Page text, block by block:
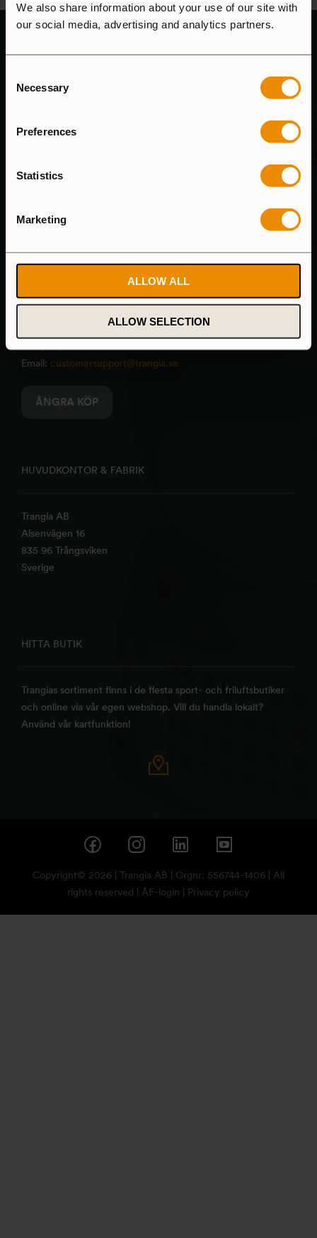
We also share information about your use of our site with
our social media, advertising and analytics partners.
Selection
Necessary
Preferences
Statistics
Marketing
ALLOW ALL
ALLOW SELECTION
Vi svarar på e-mail så fort vi kan och våra telefontider är
Email: customersupport@trangia.se
ÅNGRA KÖP
HUVUDKONTOR & FABRIK
Trangia AB
Alsenvägen 16
835 96 Trångsviken
Sverige
HITTA BUTIK
Trangias sortiment finns i de flesta sport- och friluftsbutiker
och online via vår egen webshop. Vill du handla lokalt?
Använd vår kartfunktion!
Copyright© 2026 | Trangia AB | Orgnr: 556744-1406 | All
rights reserved | ÅF-login Privacy policy